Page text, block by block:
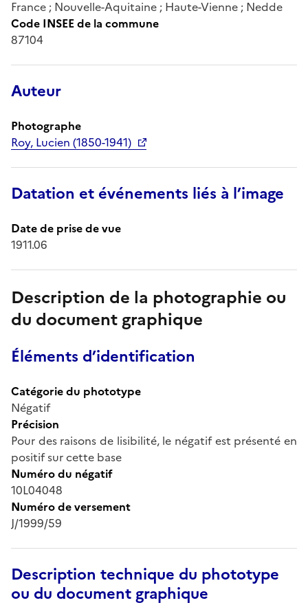
France ; Nouvelle-Aquitaine ; Haute-Vienne ; Nedde
Code INSEE de la commune
87104
Auteur
Photographe
Roy, Lucien (1850-1941)
Datation et événements liés à l’image
Date de prise de vue
1911.06
Description de la photographie ou
du document graphique
Éléments d’identification
Catégorie du phototype
Négatif
Précision
Pour des raisons de lisibilité, le négatif est présenté en
positif sur cette base
Numéro du négatif
10L04048
Numéro de versement
J/1999/59
Description technique du phototype
ou du document graphique